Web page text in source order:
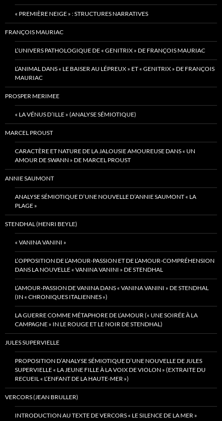
« PREMIÈRE NEIGE » : STRUCTURES NARRATIVES
FRANÇOIS MAURIAC
L’UNIVERS PATHOLOGIQUE DE « GENITRIX » DE FRANÇOIS MAURIAC
L’ANIMAL DANS « LE BAISER AU LÉPREUX » ET « GENITRIX » DE FRANÇOIS
MAURIAC
PROSPER MERIMEE
« LA VÉNUS D’ILLE » (ANALYSE SÉMIOTIQUE)
MARCEL PROUST
CARACTÈRE ET NATURE DE LA JALOUSIE AMOUREUSE DANS « UN
AMOUR DE SWANN » DE MARCEL PROUST
ANNIE SAUMONT
ANALYSE SÉMIOTIQUE D’UNE NOUVELLE D’ANNIE SAUMONT « LA
PLAGE »
STENDHAL (HENRI BEYLE)
« VANINA VANINI »
L’OPPOSITION DE L’AMOUR-PASSION ET DE L’AMOUR-COMPRÉHENSION
DANS LA NOUVELLE « VANINA VANINI » DE STENDHAL
L’AMOUR-PASSION DE VANINA DANS « VANINA VANINI » DE STENDHAL
(IN « CHRONIQUES ITALIENNES »)
LA GUERRE COMME MÉTAPHORE DE L’AMOUR (« UNE SOIRÉE À LA
CAMPAGNE » IN LE ROUGE ET LE NOIR DE STENDHAL)
JULES SUPERVIELLE
PROPOSITION D’ANALYSE SÉMIOTIQUE D’UNE NOUVELLE DE JULES
SUPERVIELLE « LA JEUNE FILLE À LA VOIX DE VIOLON » (EXTRAITE DU
RECUEIL « L’ENFANT DE LA HAUTE-MER »)
VERCORS (JEAN BRULLER)
INTRODUCTION AU TEXTE DE VERCORS « LE SILENCE DE LA MER »